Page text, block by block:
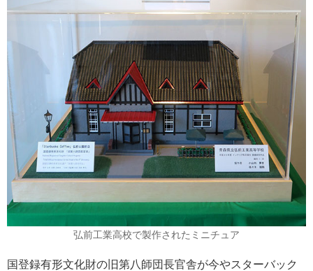
弘前工業高校で製作されたミニチュア
国登録有形文化財の旧第八師団長官舎が今やスターバック